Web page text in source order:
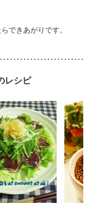
できあがりです。
レシピ